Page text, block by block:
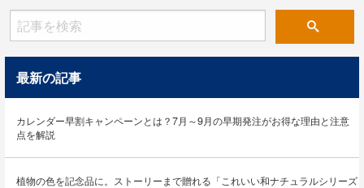
最新の記事
カレンダー早割キャンペーンとは？7月～9月の早期発注がお得な理由と注意
点を解説
植物の色を記念品に。ストーリーまで贈れる「これいい和ナチュラルシリーズ